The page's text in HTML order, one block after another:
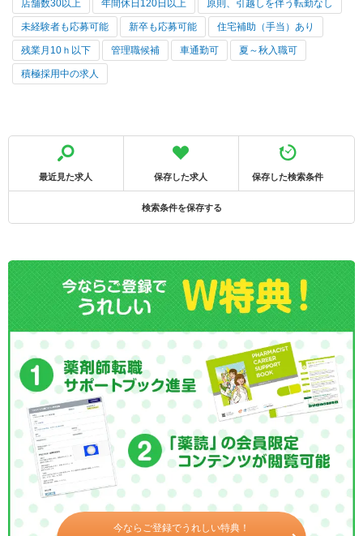
店舗数30以上 年間休日120日以上 原則、引越しを伴う転勤なし
未経験者も応募可能 新卒も応募可能 住宅補助（手当）あり
残業月10ｈ以下 管理職候補 車通勤可 夏～秋入職可
積極採用中の求人
最近見た求人 保存した求人 保存した検索条件
検索条件を保存する
今ならご登録でうれしい特典！